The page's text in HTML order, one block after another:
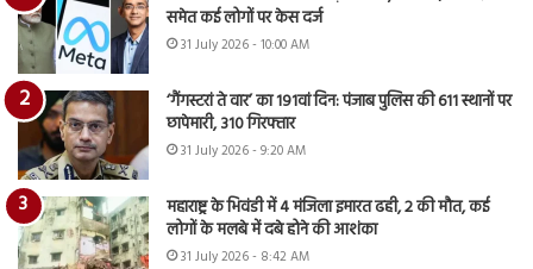
समेत कई लोगों पर केस दर्ज
31 July 2026 - 10:00 AM
‘गैंगस्टरां ते वार’ का 191वां दिन: पंजाब पुलिस की 611 स्थानों पर
छापेमारी, 310 गिरफ्तार
31 July 2026 - 9:20 AM
महाराष्ट्र के भिवंडी में 4 मंजिला इमारत ढही, 2 की मौत, कई
लोगों के मलबे में दबे होने की आशंका
31 July 2026 - 8:42 AM